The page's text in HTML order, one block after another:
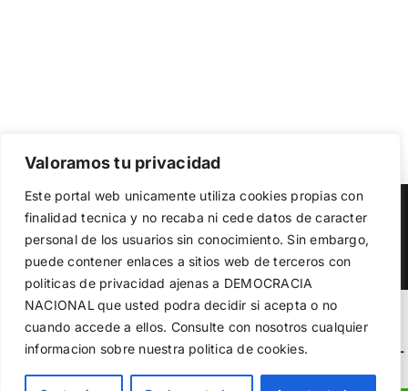
Valoramos tu privacidad
Este portal web unicamente utiliza cookies propias con
finalidad tecnica y no recaba ni cede datos de caracter
personal de los usuarios sin conocimiento. Sin embargo,
puede contener enlaces a sitios web de terceros con
politicas de privacidad ajenas a DEMOCRACIA
NACIONAL que usted podra decidir si acepta o no
cuando accede a ellos. Consulte con nosotros cualquier
informacion sobre nuestra politica de cookies.
Copyright 2023 | Democracia Nacional | All Rights Reserved
Facebook
TwitterInstagram
Warning: Undefined variable $visibility_homepage in
/home/demopwcr/public_html/wp-content/plugins/kn-
mobile-sharebar/kn_mobile_sharebar.phpon line71
el funcionamiento de la web, medir su uso y mejorar
nuestros servicios. Puede aceptar todas las cookies,
rechazar las no necesarias o configurar sus preferencias.
Política de cookies
Aceptar todo
Rechazar